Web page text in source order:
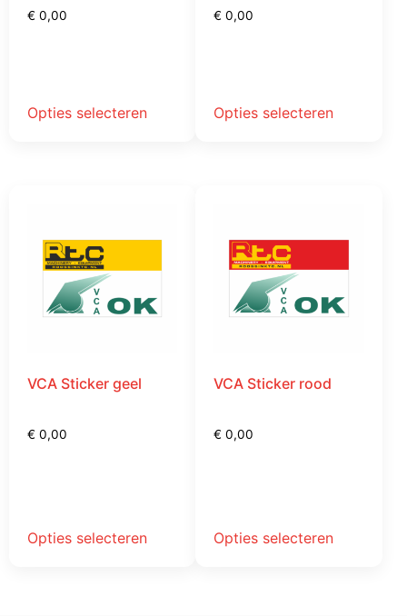
€ 0,00
Opties selecteren
€ 0,00
Opties selecteren
VCA Sticker geel
€ 0,00
Opties selecteren
VCA Sticker rood
€ 0,00
Opties selecteren